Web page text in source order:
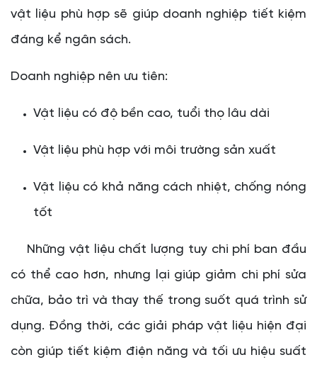
vật liệu phù hợp sẽ giúp doanh nghiệp tiết kiệm
đáng kể ngân sách.
Doanh nghiệp nên ưu tiên:
Vật liệu có độ bền cao, tuổi thọ lâu dài
Vật liệu phù hợp với môi trường sản xuất
Vật liệu có khả năng cách nhiệt, chống nóng
tốt
Những vật liệu chất lượng tuy chi phí ban đầu
có thể cao hơn, nhưng lại giúp giảm chi phí sửa
chữa, bảo trì và thay thế trong suốt quá trình sử
dụng. Đồng thời, các giải pháp vật liệu hiện đại
còn giúp tiết kiệm điện năng và tối ưu hiệu suất